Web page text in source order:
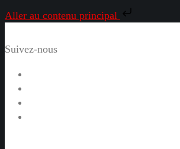
Aller au contenu principal
Suivez-nous